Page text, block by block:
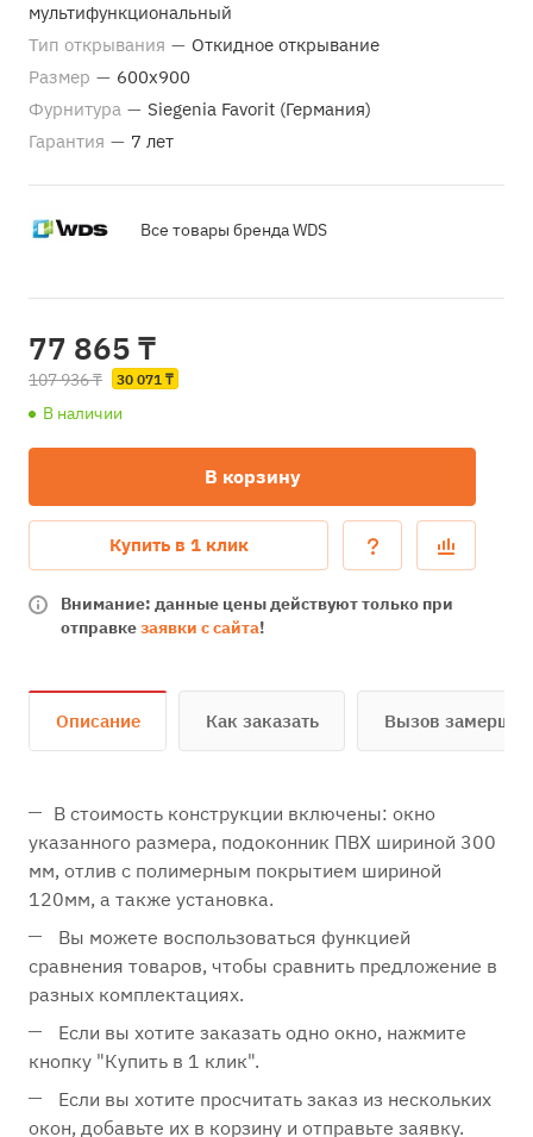
мультифункциональный
Тип открывания — Откидное открывание
Размер — 600х900
Фурнитура — Siegenia Favorit (Германия)
Гарантия — 7 лет
Все товары бренда WDS
77 865 ₸
107 936 ₸ 30 071 ₸
В наличии
В корзину
Купить в 1 клик
Внимание: данные цены действуют только при
отправкезаявки с сайта!
Описание Как заказать Вызов
В стоимость конструкции включены: окно
указанного размера, подоконник ПВХ шириной 300
мм, отлив с полимерным покрытием шириной
120мм, а также установка.
Вы можете воспользоваться функцией
сравнения товаров, чтобы сравнить предложение в
разных комплектациях.
Если вы хотите заказать одно окно, нажмите
кнопку "Купить в 1 клик".
Если вы хотите просчитать заказ из нескольких
окон, добавьте их в корзину и отправьте заявку.